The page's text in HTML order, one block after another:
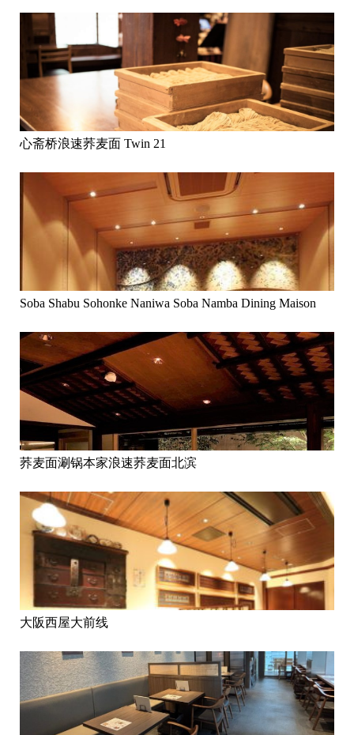
心斋桥浪速荞麦面 Twin 21
Soba Shabu Sohonke Naniwa Soba Namba Dining Maison
荞麦面涮锅本家浪速荞麦面北滨
大阪西屋大前线